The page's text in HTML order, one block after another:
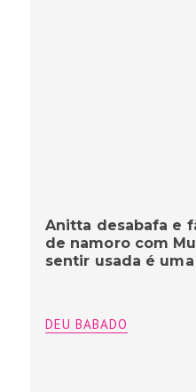
Anitta desabafa e
de namoro com
sentir usada é uma
DEU BABADO